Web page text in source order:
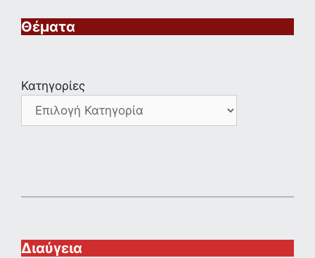
Θέματα
Κατηγορίες
Διαύγεια